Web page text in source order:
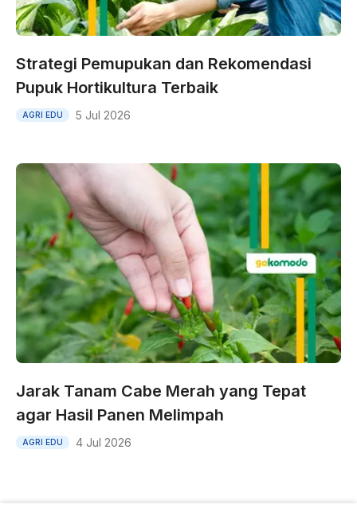
Strategi Pemupukan dan Rekomendasi
Pupuk Hortikultura Terbaik
AGRI EDU 5 Jul 2026
Jarak Tanam Cabe Merah yang Tepat
agar Hasil Panen Melimpah
AGRI EDU 4 Jul 2026